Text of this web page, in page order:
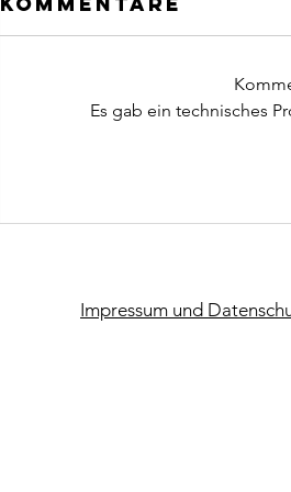
Es gab ein technisches
Impressum und